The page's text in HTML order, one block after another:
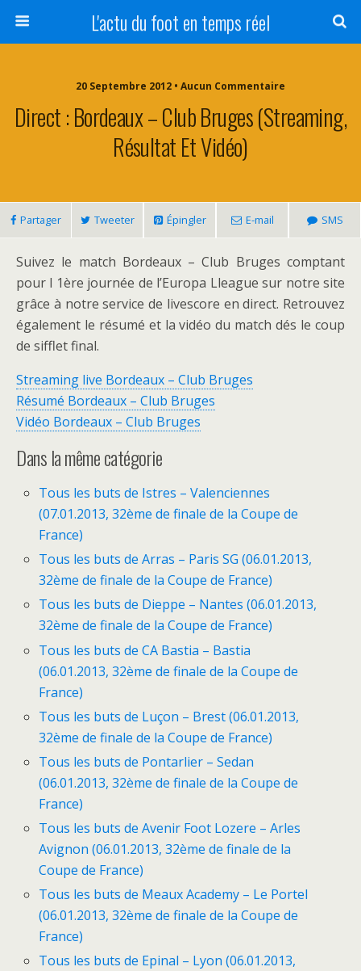
L'actu du foot en temps réel
20 Septembre 2012 • Aucun Commentaire
Direct : Bordeaux – Club Bruges (streaming,
Résultat Et Vidéo)
Partager Tweeter Épingler E-mail SMS
Suivez le match Bordeaux – Club Bruges comptant
pour l 1ère journée de l’Europa Lleague sur notre site
grâce à notre service de livescore en direct. Retrouvez
également le résumé et la vidéo du match dés le coup
de sifflet final.
Streaming live Bordeaux – Club Bruges
Résumé Bordeaux – Club Bruges
Vidéo Bordeaux – Club Bruges
Dans la même catégorie
Tous les buts de Istres – Valenciennes
(07.01.2013, 32ème de finale de la Coupe de
France)
Tous les buts de Arras – Paris SG (06.01.2013,
32ème de finale de la Coupe de France)
Tous les buts de Dieppe – Nantes (06.01.2013,
32ème de finale de la Coupe de France)
Tous les buts de CA Bastia – Bastia
(06.01.2013, 32ème de finale de la Coupe de
France)
Tous les buts de Luçon – Brest (06.01.2013,
32ème de finale de la Coupe de France)
Tous les buts de Pontarlier – Sedan
(06.01.2013, 32ème de finale de la Coupe de
France)
Tous les buts de Avenir Foot Lozere – Arles
Avignon (06.01.2013, 32ème de finale de la
Coupe de France)
Tous les buts de Meaux Academy – Le Portel
(06.01.2013, 32ème de finale de la Coupe de
France)
Tous les buts de Epinal – Lyon (06.01.2013,